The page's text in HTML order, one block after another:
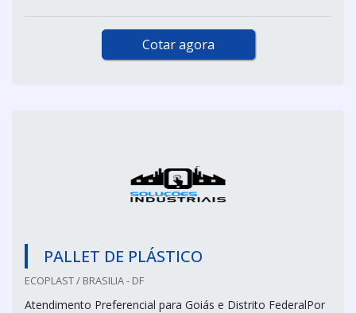
Cotar agora
PALLET DE PLÁSTICO
ECOPLAST / BRASILIA - DF
Atendimento Preferencial para Goiás e Distrito FederalPor